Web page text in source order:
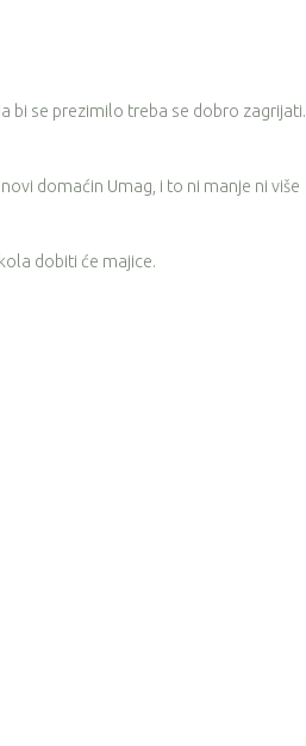
bi se prezimilo treba se dobro zagrijati.
domaćin Umag, i to ni manje ni više
dobiti će majice.